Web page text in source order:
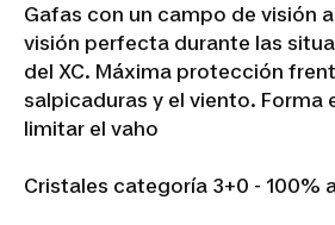
Gafas con un campo de visión
visión perfecta durante las
del XC. Máxima protección
salpicaduras y el viento. Forma
limitar el vaho
Cristales categoría 3+0 - 100%